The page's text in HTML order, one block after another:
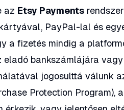
az Etsy Payments
PayPal-lal és
a fizetés mindig a
bankszámlájára
jogosulttá válunk
Protection Program),